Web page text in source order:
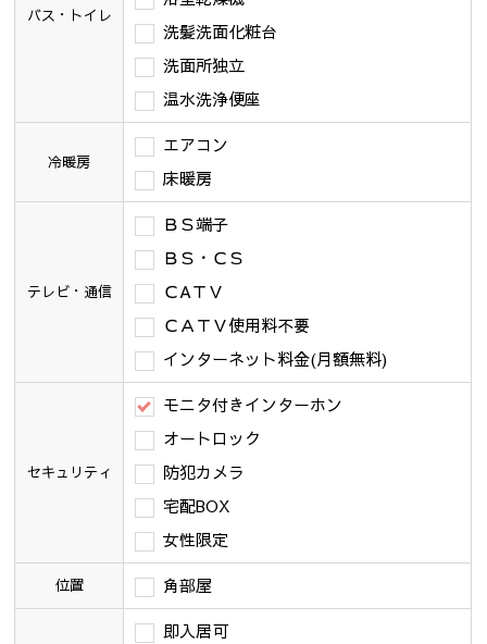
バス・トイレ
洗髪洗面化粧台
洗面所独立
温水洗浄便座
冷暖房
エアコン
床暖房
テレビ・通信
ＢＳ端子
ＢＳ・ＣＳ
ＣAＴＶ
ＣＡＴＶ使用料不要
インターネット料金(月額無料)
セキュリティ
モニタ付きインターホン
オートロック
防犯カメラ
宅配BOX
女性限定
位置 角部屋
即入居可